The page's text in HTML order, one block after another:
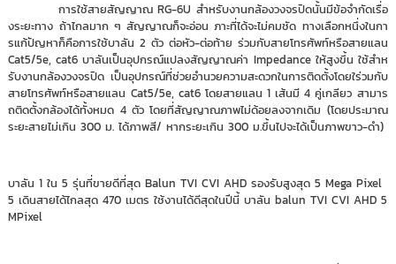
การใช้สายสัญญาณ RG-6U สำหรับงานกล้องวงจรปิดนั้นมีข้อจำกัดเรื่อ
งระยะทาง ถ้าไกลมาก ๆ สัญญาณก็จะอ่อน ภาะที่ได้จะไม่คมชัด ทางเลือกหนึ่งในกา
รแก้ปัญหาก็คือการใช้บาลัน 2 ตัว ต่อหัว-ต่อท้าย ร่วมกับสายโทรศัพท์หรือสายแลน
Cat5/5e, cat6 บาลันเป็นอุปกรณ์แปลงสัญญาณค่า Impedance ให้สูงขึ้น ใช้สำห
รับงานกล้องวงจรปิด เป็นอุปกรณ์ที่ช่วยอำนวยความสะดวกในการติดตั้งโดยใร่วมกับ
สายโทรศัพท์หรือสายแลน Cat5/5e, cat6 โดยสายแลน 1 เส้นมี 4 คู่เกลียว สามาร
ถติดตั้งกล้องได้ทั้งหมด 4 ตัว โดยที่สัญญาณภาพไม่ด้อยลงจากเดิม (โดยประมาณ
ระยะสายไม่เกิน 300 ม. ได้ภาพสี/ หากระยะเกิน 300 ม.ขึ้นไปจะได้เป็นภาพขาว-ดำ)
บาลัน 1 ใน 5 รุ่นที่ขายดีที่สุด Balun TVI CVI AHD รองรับสูงสุด 5 Mega Pixel
5 เดินสายได้ไกลสุด 470 เมตร ใช้งานได้ดีสุดในปีนี้ บาลัน balun TVI CVI AHD 5
MPixel